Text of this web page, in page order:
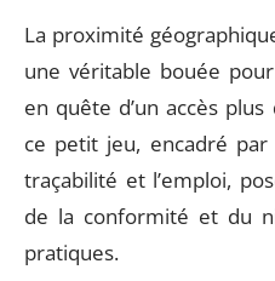
La proximité
une véritable bouée
en quête d’un accès
ce petit jeu, encadré
traçabilité et l’emploi,
de la conformité et du
pratiques.